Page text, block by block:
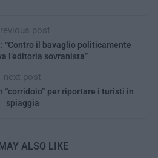
post
“Contro il bavaglio politicamente
l’editoria sovranista”
next post
“corridoio” per riportare i turisti in
spiaggia
ALSO LIKE